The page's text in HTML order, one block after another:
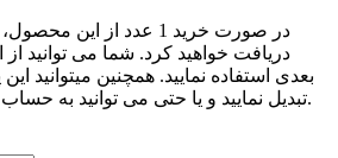
دریافت خواهید کرد. شما می توانید
بعدی استفاده نمایید. همچنین میتوانید
تبدیل نمایید و یا حتی می توانید به حساب بانکی خود نیز واریز کنید.